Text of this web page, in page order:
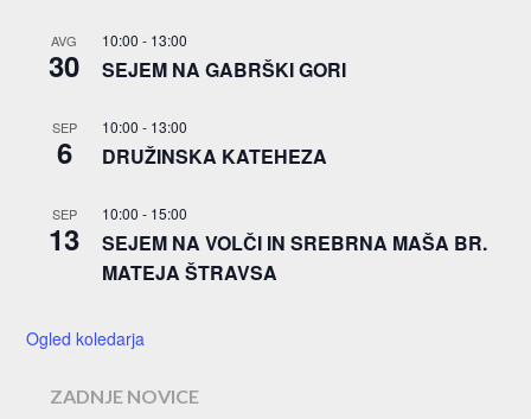
AVG
30
10:00 - 13:00
SEJEM NA GABRŠKI GORI
SEP
6
10:00 - 13:00
DRUŽINSKA KATEHEZA
SEP
13
10:00 - 15:00
SEJEM NA VOLČI IN SREBRNA MAŠA BR.
MATEJA ŠTRAVSA
Ogled koledarja
ZADNJE NOVICE